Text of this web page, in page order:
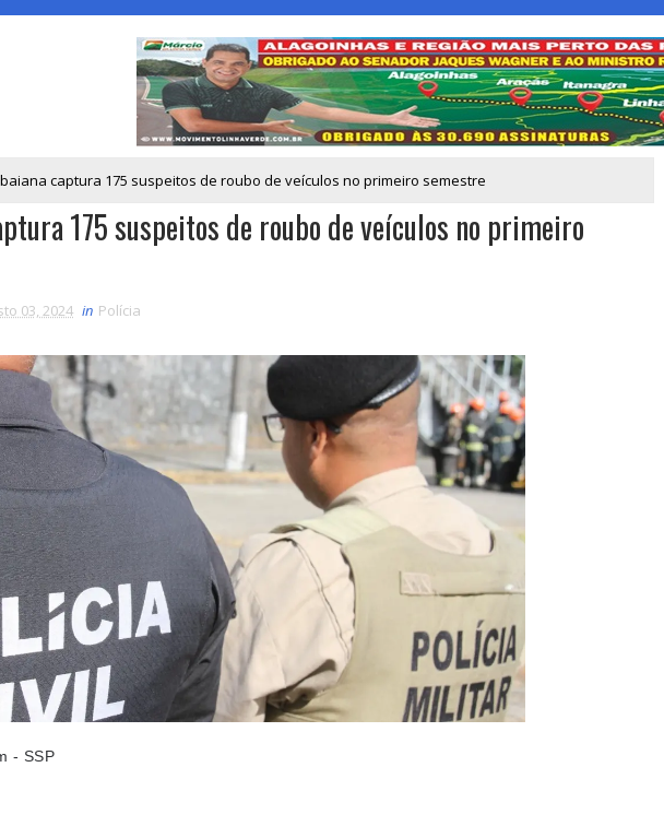
captura 175 suspeitos de roubo de veículos no primeiro semestre
175 suspeitos de roubo de veículos no primeiro
03, 2024 in Polícia
- SSP